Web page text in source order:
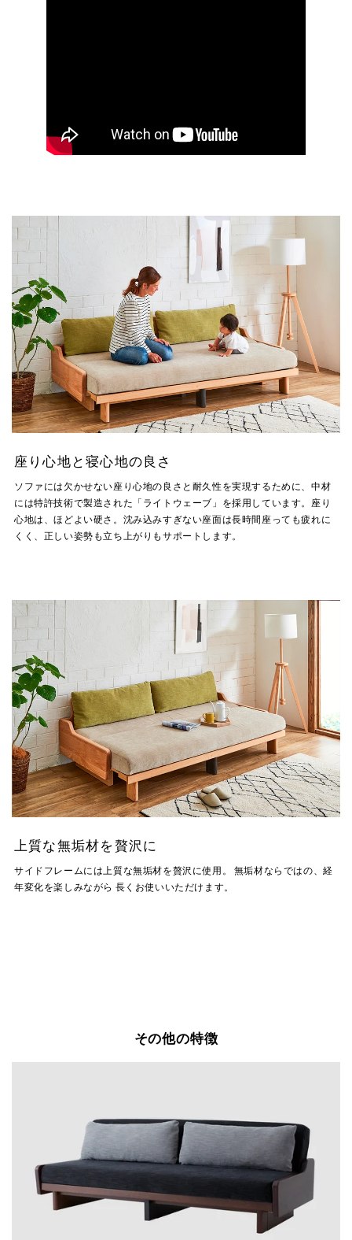
座り心地と寝心地の良さ
ソファには欠かせない座り心地の良さと耐久性を実現するために、中材
には特許技術で製造された「ライトウェーブ」を採用しています。座り
心地は、ほどよい硬さ。沈み込みすぎない座面は長時間座っても疲れに
くく、正しい姿勢も立ち上がりもサポートします。
上質な無垢材を贅沢に
サイドフレームには上質な無垢材を贅沢に使用。 無垢材ならではの、経
年変化を楽しみながら 長くお使いいただけます。
その他の特徴